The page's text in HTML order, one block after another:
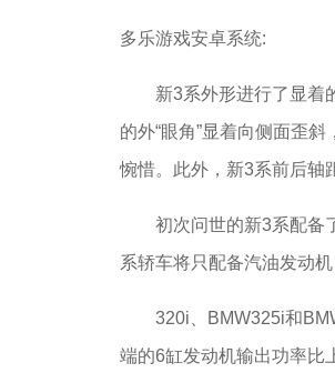
多乐游戏安卓系统:
新3系外形进行了显着的
的外“眼角”显着向侧面歪
惋惜。此外，新3系前后轴
初次问世的新3系配备了
系轿车将只配备汽油发动机
320i、BMW325i和
端的6缸发动机输出功率比